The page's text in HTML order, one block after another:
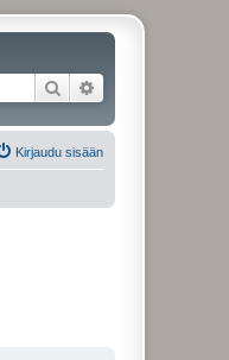
Etsi
Kirjaudu sisään